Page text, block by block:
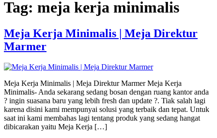
Tag: meja kerja minimalis
Meja Kerja Minimalis | Meja Direktur
Marmer
Meja Kerja Minimalis | Meja Direktur Marmer Meja Kerja
Minimalis- Anda sekarang sedang bosan dengan ruang kantor anda
? ingin suasana baru yang lebih fresh dan update ?. Tiak salah lagi
karena disini kami mempunyai solusi yang terbaik dan tepat. Untuk
saat ini kami membahas lagi tentang produk yang sedang hangat
dibicarakan yaitu Meja Kerja […]